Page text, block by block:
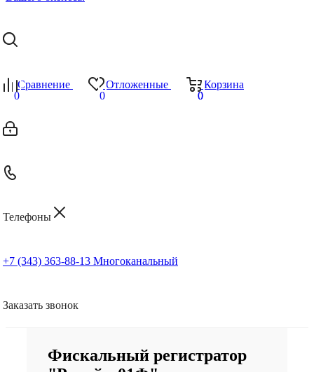
Сравнение
0
Отложенные
0
Корзина
0
0
Телефоны
+7 (343) 363-88-13 Многоканальный
Заказать звонок
Фискальный регистратор